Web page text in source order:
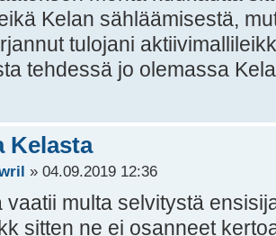
Kelan sähläämisestä,
tulojani
tehdessä jo olemassa
Kelasta
» 04.09.2019 12:36
vaatii multa selvitystä
sitten ne ei osanneet